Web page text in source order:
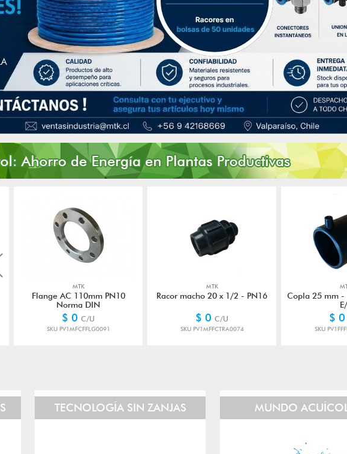
MTK
Flange AC 110mm PN10
Norma DIN
$ 0 C/U
SKU PV1MFCFFLG0091
MTK
Racor macho 20 x 1/2 - PN16
$ 0 C/U
SKU PV1MFFCTRA0074
Copla 25 mm -
$ 0
SKU
TECNOLOGÍA SIN ZANJAS MUNDO